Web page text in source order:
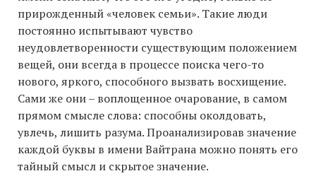
прирожденный «человек семьи». Такие люди
постоянно испытывают чувство
неудовлетворенности существующим положением
вещей, они всегда в процессе поиска чего-то
нового, яркого, способного вызвать восхищение.
Сами же они – воплощенное очарование, в самом
прямом смысле слова: способны околдовать,
увлечь, лишить разума. Проанализировав значение
каждой буквы в имени Вайтрана можно понять его
тайный смысл и скрытое значение.